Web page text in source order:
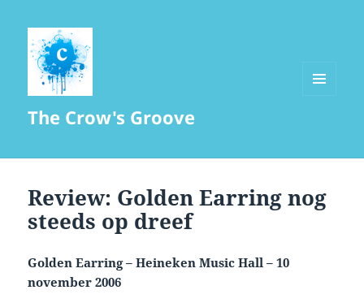
The Crow's Groove
Review: Golden Earring nog
steeds op dreef
Golden Earring – Heineken Music Hall – 10
november 2006